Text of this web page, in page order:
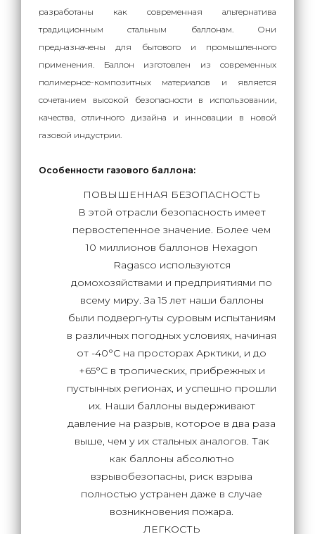
разработаны как современная альтернатива
традиционным стальным баллонам. Они
предназначены для бытового и промышленного
применения. Баллон изготовлен из современных
полимерное-композитных материалов и является
сочетанием высокой безопасности в использовании,
качества, отличного дизайна и инновации в новой
газовой индустрии.
Особенности газового баллона:
ПОВЫШЕННАЯ БЕЗОПАСНОСТЬ
В этой отрасли безопасность имеет
первостепенное значение. Более чем
10 миллионов баллонов Hexagon
Ragasco используются
домохозяйствами и предприятиями по
всему миру. За 15 лет наши баллоны
были подвергнуты суровым испытаниям
в различных погодных условиях, начиная
от -40°С на просторах Арктики, и до
+65°С в тропических, прибрежных и
пустынных регионах, и успешно прошли
их. Наши баллоны выдерживают
давление на разрыв, которое в два раза
выше, чем у их стальных аналогов. Так
как баллоны абсолютно
взрывобезопасны, риск взрыва
полностью устранен даже в случае
возникновения пожара.
ЛЕГКОСТЬ